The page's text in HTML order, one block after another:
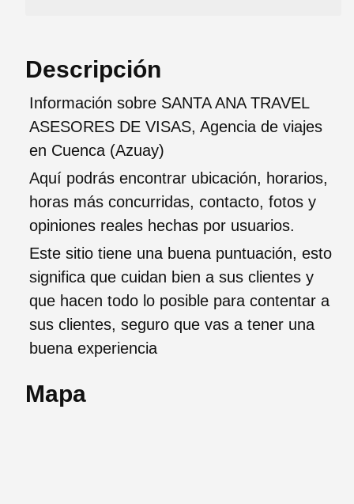
Descripción
Información sobre SANTA ANA TRAVEL
ASESORES DE VISAS, Agencia de viajes
en Cuenca (Azuay)
Aquí podrás encontrar ubicación, horarios,
horas más concurridas, contacto, fotos y
opiniones reales hechas por usuarios.
Este sitio tiene una buena puntuación, esto
significa que cuidan bien a sus clientes y
que hacen todo lo posible para contentar a
sus clientes, seguro que vas a tener una
buena experiencia
Mapa